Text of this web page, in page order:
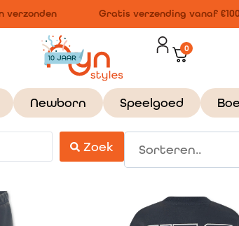
Gratis verzending vanaf €100,-
0
Newborn Speelgoed
Zoek